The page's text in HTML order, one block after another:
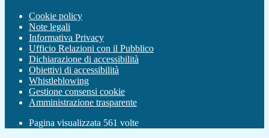
Cookie policy
Note legali
Informativa Privacy
Ufficio Relazioni con il Pubblico
Dichiarazione di accessibilità
Obiettivi di accessibilità
Whistleblowing
Gestione consensi cookie
Amministrazione trasparente
Pagina visualizzata 561 volte